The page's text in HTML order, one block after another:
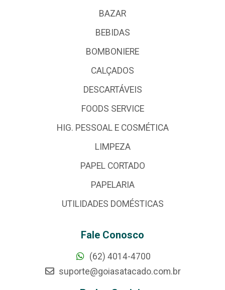
BAZAR
BEBIDAS
BOMBONIERE
CALÇADOS
DESCARTÁVEIS
FOODS SERVICE
HIG. PESSOAL E COSMÉTICA
LIMPEZA
PAPEL CORTADO
PAPELARIA
UTILIDADES DOMÉSTICAS
Fale Conosco
(62) 4014-4700
suporte@goiasatacado.com.br